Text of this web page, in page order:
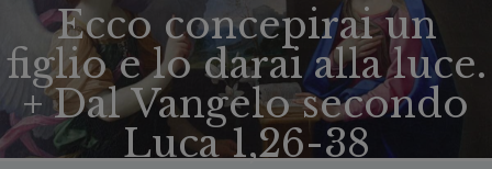
Ecco concepirai un
figlio e lo darai alla luce.
+ Dal Vangelo secondo
Luca 1,26-38